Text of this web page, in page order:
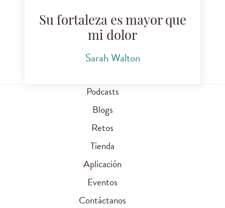
Su fortaleza es mayor que
mi dolor
Sarah Walton
Podcasts
Blogs
Retos
Tienda
Aplicación
Eventos
Contáctanos